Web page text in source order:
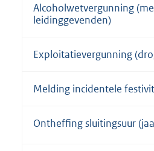
Alcoholwetvergunning
leidinggevenden)
Exploitatievergunning
Melding incidentele
Ontheffing sluitingsuur